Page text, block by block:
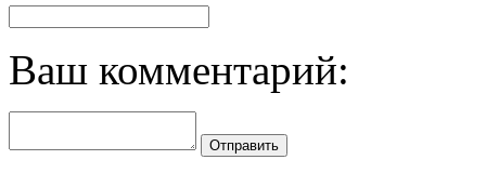
Ваш комментарий:
Отправить